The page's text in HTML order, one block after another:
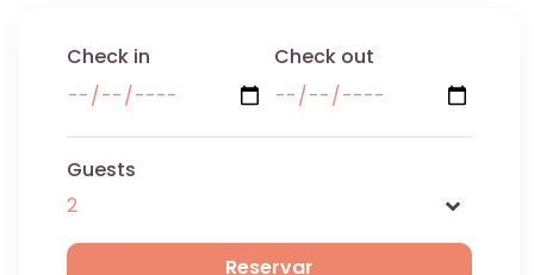
Check in Check out
Guests